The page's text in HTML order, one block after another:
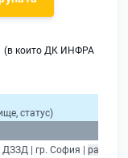
(в които ДК ИНФРА
статус)
| ДЗЗД | гр. София |